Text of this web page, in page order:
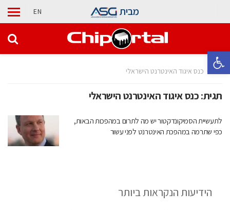
פתח סרגל נגישות
מבית EN
בית כנס איגוד האינטרנט הישראלי
תגית:כנס איגוד האינטרנט הישראלי
לתעשיית הסמיקונדקטור יש מה לתרום במהפכות הבאות,
כפי שתרמה במהפכת האינטרנט לפני עשור
הידיעות הנקראות ביותר